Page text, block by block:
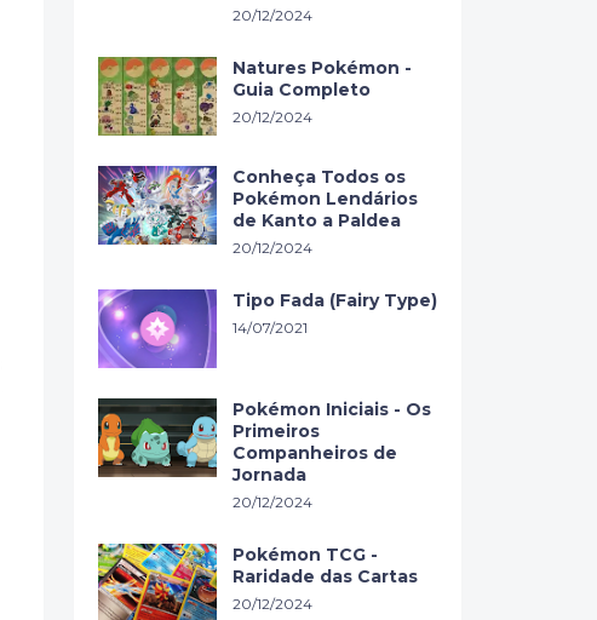
20/12/2024
Natures Pokémon -
Guia Completo
20/12/2024
Conheça Todos os
Pokémon Lendários
de Kanto a Paldea
20/12/2024
Tipo Fada (Fairy Type)
14/07/2021
Pokémon Iniciais - Os
Primeiros
Companheiros de
Jornada
20/12/2024
Pokémon TCG -
Raridade das Cartas
20/12/2024